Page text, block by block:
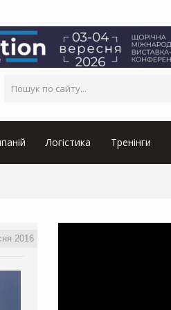
Логістика Тренінги
2016